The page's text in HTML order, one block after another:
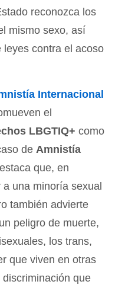
reconozca los
mismo sexo, así
contra el acoso
Internacional
el
LBGTIQ+ como
de Amnistía
que, en
una minoría sexual
también advierte
peligro de muerte,
los trans,
que viven en otras
que